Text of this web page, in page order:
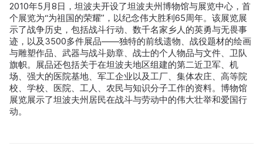
2010年5月8日，坦波夫开设了坦波夫州博物馆与展览中心，首
个展览为“为祖国的荣耀”，以纪念伟大胜利65周年。该展览展
示了战争历史，包括战斗行动、数千名家乡人的英勇与无畏事
迹，以及3500多件展品——独特的前线遗物、战役题材的绘画
与雕塑作品、武器与战斗勋章、战士的个人物品与文件、卫队
旗帜。展品还包括关于在坦波夫地区组建的第二近卫军、机
场、强大的医院基地、军工企业以及工厂、集体农庄、高等院
校、学校、医院、工人、农民与知识分子工作的资料。博物馆
展览展示了坦波夫州居民在战斗与劳动中的伟大壮举和爱国行
动。